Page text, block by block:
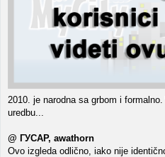
2010. je narodna sa grbom i formalno.
uredbu...
@ ГУСАР, awathorn
Ovo izgleda odlično, iako nije